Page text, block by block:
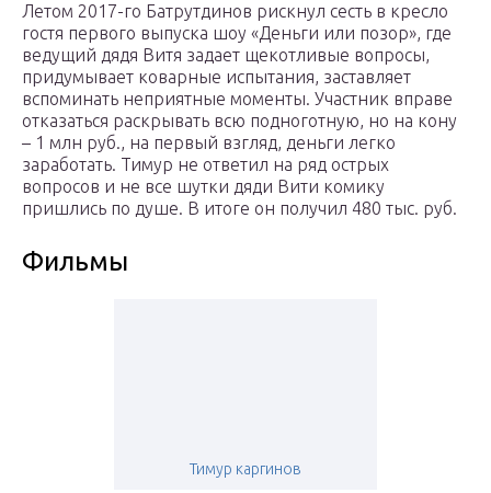
Летом 2017-го Батрутдинов рискнул сесть в кресло
гостя первого выпуска шоу «Деньги или позор», где
ведущий дядя Витя задает щекотливые вопросы,
придумывает коварные испытания, заставляет
вспоминать неприятные моменты. Участник вправе
отказаться раскрывать всю подноготную, но на кону
– 1 млн руб., на первый взгляд, деньги легко
заработать. Тимур не ответил на ряд острых
вопросов и не все шутки дяди Вити комику
пришлись по душе. В итоге он получил 480 тыс. руб.
Фильмы
Тимур каргинов